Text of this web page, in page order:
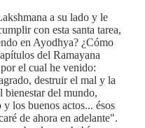
a su lado y le
con esta santa tarea,
en Ayodhya? ¿Cómo
del Ramayana
el cual he venido:
destruir el mal y la
bienestar del mundo,
los buenos actos... ésos
de ahora en adelante".